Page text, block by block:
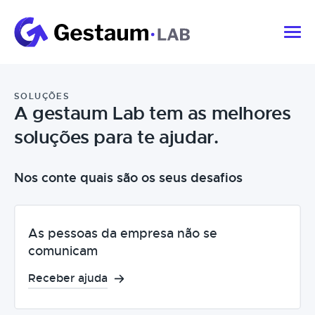
SOLUÇÕES
A gestaum Lab tem as melhores
soluções para te ajudar.
Nos conte quais são os seus desafios
As pessoas da empresa não se
comunicam
Receber ajuda